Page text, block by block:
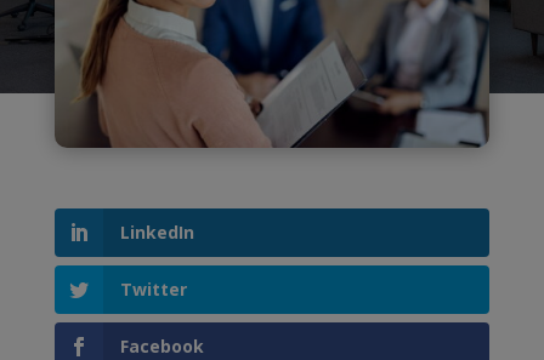
LinkedIn
Twitter
Facebook